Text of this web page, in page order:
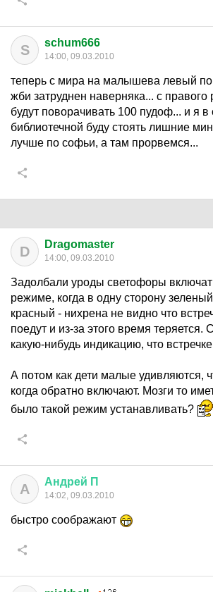
S schum666
14:00, 09.03.2010
теперь с мира на малышева левый
жби затруднен наверняка... с правого
будут поворачивать 100 пудоф... и я в
библиотечной буду стоять лишние
лучше по софьи, а там прорвемся...
D Dragomaster
14:00, 09.03.2010
Задолбали уроды светофоры
режиме, когда в одну сторону
красный - нихрена не видно что
поедут и из-за этого время теряется.
какую-нибудь индикацию, что
А потом как дети малые удивляются,
когда обратно включают. Мозги то
было такой режим устанавливать?
А Андрей П
14:02, 09.03.2010
быстро соображают